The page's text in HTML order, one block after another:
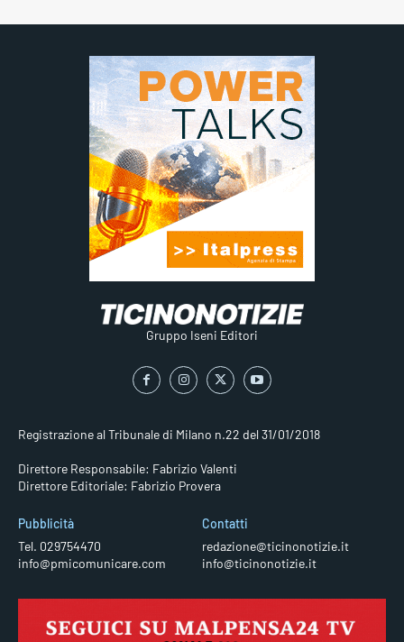
Gruppo Iseni Editori
Registrazione al Tribunale di Milano n.22 del 31/01/2018
Direttore Responsabile: Fabrizio Valenti
Direttore Editoriale: Fabrizio Provera
Pubblicità
Tel. 029754470
info@pmicomunicare.com
Contatti
redazione@ticinonotizie.it
info@ticinonotizie.it